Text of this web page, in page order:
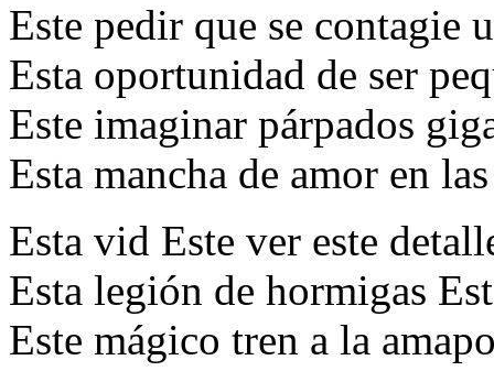
Este pedir que se contagie
Esta oportunidad de ser
Este imaginar párpados
Esta mancha de amor en
Esta vid Este ver este
Esta legión de hormigas
Este mágico tren a la